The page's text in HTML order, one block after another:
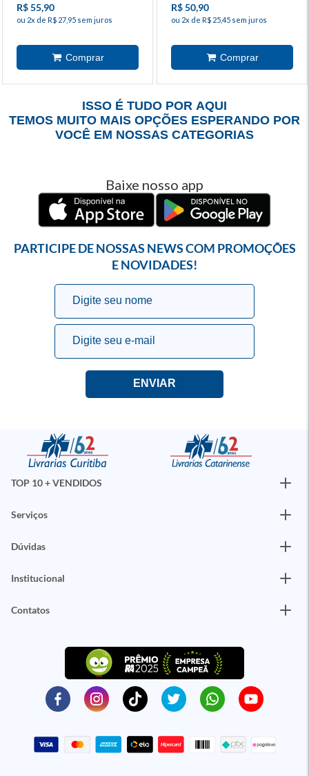
R$ 55,90
ou 2x de R$ 27,95 sem juros
R$ 50,90
ou 2x de R$ 25,45 sem juros
ISSO É TUDO POR AQUI
TEMOS MUITO MAIS OPÇÕES ESPERANDO POR
VOCÊ EM NOSSAS CATEGORIAS
Baixe nosso app
PARTICIPE DE NOSSAS NEWS COM PROMOÇÕES
E NOVIDADES!
TOP 10 + VENDIDOS
Serviços
Dúvidas
Institucional
Contatos